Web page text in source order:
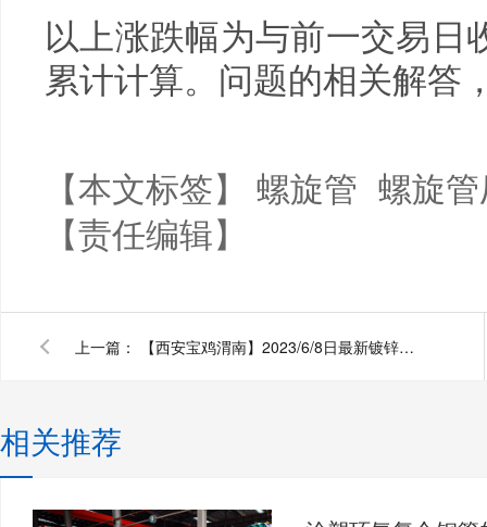
以上涨跌幅为与前一交易
累计计算。问题的相关解答
【本文标签】 螺旋管 螺旋
【责任编辑】
上一篇： 【西安宝鸡渭南】2023/6/8日最新镀锌螺旋管厂家价格行情镀锌螺旋钢管今天的价格多少钱一吨/一米？
相关推荐